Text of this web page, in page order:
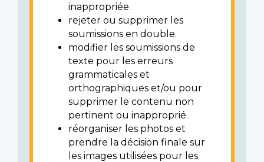
inappropriée.
rejeter ou supprimer les
soumissions en double.
modifier les soumissions de
texte pour les erreurs
grammaticales et
orthographiques et/ou pour
supprimer le contenu non
pertinent ou inapproprié.
réorganiser les photos et
prendre la décision finale sur
les images utilisées pour les